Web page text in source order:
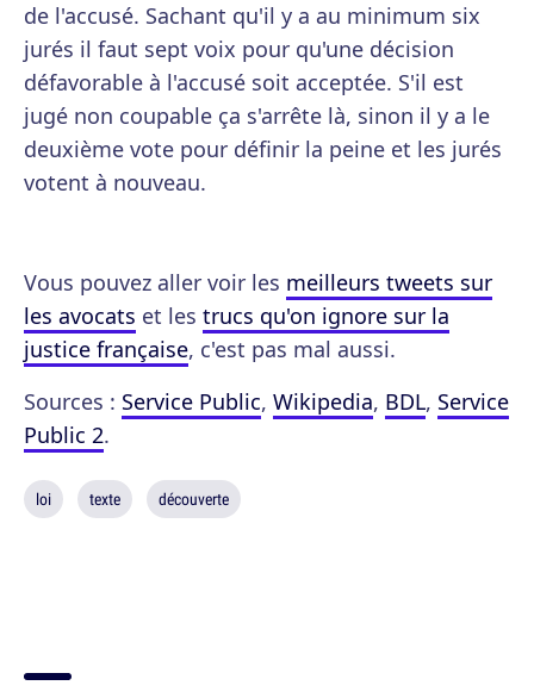
de l'accusé. Sachant qu'il y a au minimum six
jurés il faut sept voix pour qu'une décision
défavorable à l'accusé soit acceptée. S'il est
jugé non coupable ça s'arrête là, sinon il y a le
deuxième vote pour définir la peine et les jurés
votent à nouveau.
Vous pouvez aller voir les meilleurs tweets sur
les avocats et les trucs qu'on ignore sur la
justice française, c'est pas mal aussi.
Sources : Service Public, Wikipedia, BDL, Service
Public 2.
loi texte découverte